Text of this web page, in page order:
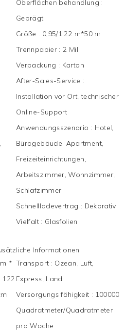
Oberflächen behandlung :
Geprägt
Größe : 0,95/1,22 m*50 m
Trennpapier : 2 Mil
Verpackung : Karton
After-Sales-Service :
Installation vor Ort, technischer
Online-Support
Anwendungsszenario : Hotel,
Bürogebäude, Apartment,
Freizeiteinrichtungen,
Arbeitszimmer, Wohnzimmer,
Schlafzimmer
Schnellladevertrag : Dekorativ
Vielfalt : Glasfolien
Informationen
*
122
Transport : Ozean, Luft,
Express, Land
Versorgungs fähigkeit : 100000
Quadratmeter/Quadratmeter
pro Woche